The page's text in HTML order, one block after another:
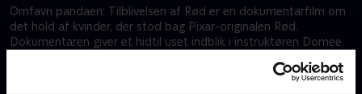
Omfavn pandaen: Tilblivelsen af Rød er en dokumentarfilm om
det hold af kvinder, der stod bag Pixar-originalen Rød.
Dokumentaren giver et hidtil uset indblik i instruktøren Domee
professionelle og personlige rejser, der bragte denne utroligt